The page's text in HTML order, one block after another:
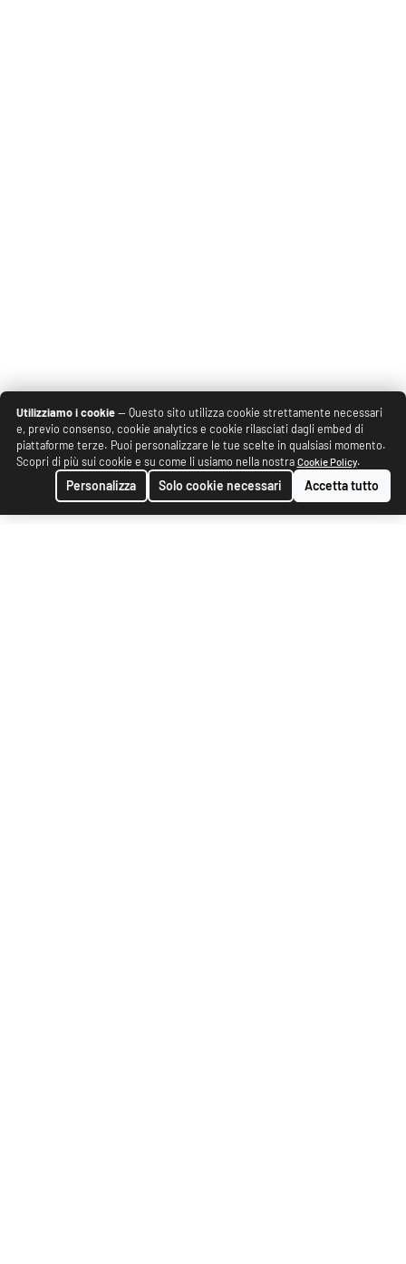
Utilizziamo i cookie— Questo sito utilizza cookie strettamente necessari
e, previo consenso, cookie analytics e cookie rilasciati dagli embed di
piattaforme terze. Puoi personalizzare le tue scelte in qualsiasi momento.
Scopri di più sui cookie e su come li usiamo nella nostra Cookie Policy.
Personalizza Solo cookie necessari Accetta tutto